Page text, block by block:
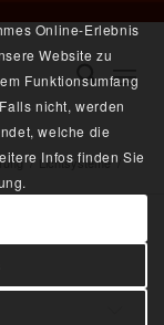
/ Lichtsysteme
Online-Erlebnis
Website zu
Funktionsumfang
nicht, werden
welche die
Infos finden Sie